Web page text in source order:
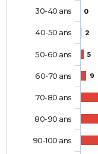
0
2
5
9
30-40 ans
40-50 ans
50-60 ans
60-70 ans
70-80 ans
80-90 ans
90-100 ans